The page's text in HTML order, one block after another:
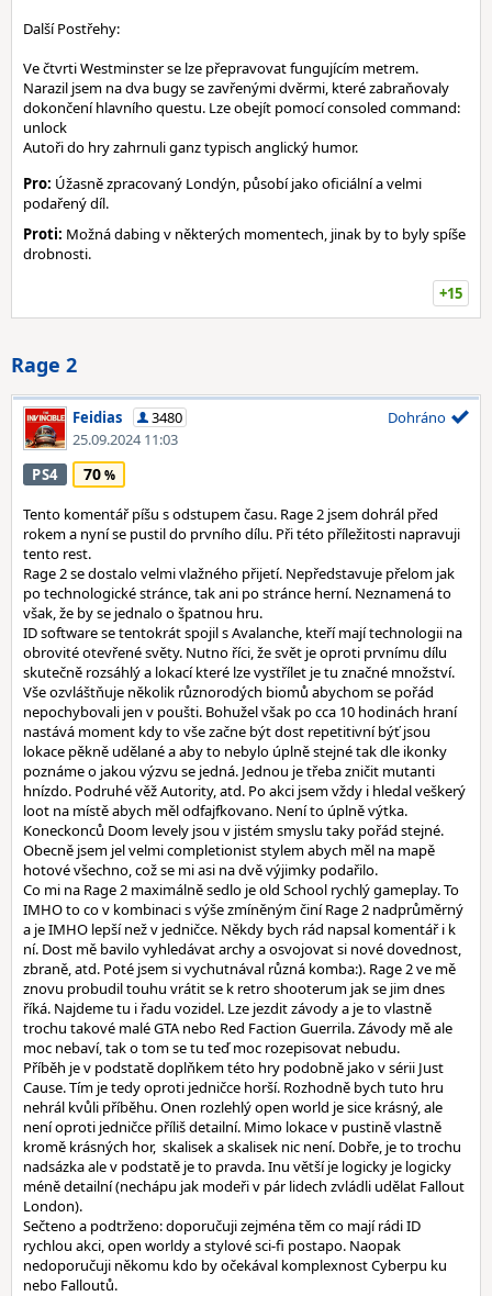
Další Postřehy:
Ve čtvrti Westminster se lze přepravovat fungujícím metrem.
Narazil jsem na dva bugy se zavřenými dvěrmi, které zabraňovaly
dokončení hlavního questu. Lze obejít pomocí consoled command:
unlock
Autoři do hry zahrnuli ganz typisch anglický humor.
Pro: Úžasně zpracovaný Londýn, působí jako oficiální a velmi
podařený díl.
Proti: Možná dabing v některých momentech, jinak by to byly spíše
drobnosti.
+15
Rage 2
Feidias
3480
25.09.2024 11:03
Dohráno
PS4 70
Tento komentář píšu s odstupem času. Rage 2 jsem dohrál před
rokem a nyní se pustil do prvního dílu. Při této příležitosti napravuji
tento rest.
Rage 2 se dostalo velmi vlažného přijetí. Nepředstavuje přelom jak
po technologické stránce, tak ani po stránce herní. Neznamená to
však, že by se jednalo o špatnou hru.
ID software se tentokrát spojil s Avalanche, kteří mají technologii na
obrovité otevřené světy. Nutno říci, že svět je oproti prvnímu dílu
skutečně rozsáhlý a lokací které lze vystřílet je tu značné množství.
Vše ozvláštňuje několik různorodých biomů abychom se pořád
nepochybovali jen v poušti. Bohužel však po cca 10 hodinách hraní
nastává moment kdy to vše začne být dost repetitivní býť jsou
lokace pěkně udělané a aby to nebylo úplně stejné tak dle ikonky
poznáme o jakou výzvu se jedná. Jednou je třeba zničit mutanti
hnízdo. Podruhé věž Autority, atd. Po akci jsem vždy i hledal veškerý
loot na místě abych měl odfajfkovano. Není to úplně výtka.
Koneckonců Doom levely jsou v jistém smyslu taky pořád stejné.
Obecně jsem jel velmi completionist stylem abych měl na mapě
hotové všechno, což se mi asi na dvě výjimky podařilo.
Co mi na Rage 2 maximálně sedlo je old School rychlý gameplay. To
IMHO to co v kombinaci s výše zmíněným činí Rage 2 nadprůměrný
a je IMHO lepší než v jedničce. Někdy bych rád napsal komentář i k
ní. Dost mě bavilo vyhledávat archy a osvojovat si nové dovednost,
zbraně, atd. Poté jsem si vychutnával různá komba:). Rage 2 ve mě
znovu probudil touhu vrátit se k retro shooterum jak se jim dnes
říká. Najdeme tu i řadu vozidel. Lze jezdit závody a je to vlastně
trochu takové malé GTA nebo Red Faction Guerrila. Závody mě ale
moc nebaví, tak o tom se tu teď moc rozepisovat nebudu.
Příběh je v podstatě doplňkem této hry podobně jako v sérii Just
Cause. Tím je tedy oproti jedničce horší. Rozhodně bych tuto hru
nehrál kvůli příběhu. Onen rozlehlý open world je sice krásný, ale
není oproti jedničce příliš detailní. Mimo lokace v pustině vlastně
kromě krásných hor, skalisek a skalisek nic není. Dobře, je to trochu
nadsázka ale v podstatě je to pravda. Inu větší je logicky je logicky
méně detailní (nechápu jak modeři v pár lidech zvládli udělat Fallout
London).
Sečteno a podtrženo: doporučuji zejména těm co mají rádi ID
rychlou akci, open worldy a stylové sci-fi postapo. Naopak
nedoporučuji někomu kdo by očekával komplexnost Cyberpu ku
nebo Falloutů.